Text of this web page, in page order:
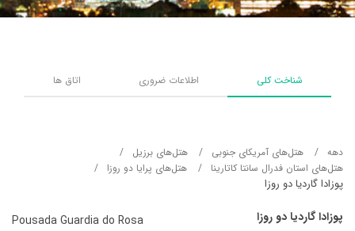
شناخت کلی اطلاعات ضروری اتاق ها
دهه هتل‌های آمریکای جنوبی
هتل‌های برزیل
هتل‌های استان فدرال سانتا کاتارینا
هتل‌های پرایا دو روزا
پوزادا گاردیا دو روزا
پوزادا گاردیا دو روزا Pousada Guardia do Rosa